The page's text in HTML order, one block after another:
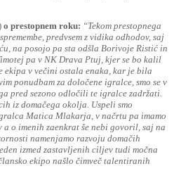
o prestopnem roku: “Tekom prestopnega
predvsem z vidika odhodov, saj
na posojo pa sta odšla Borivoje Ristić in
pa v NK Drava Ptuj, kjer se bo kalil
v večini ostala enaka, kar je bila
ponudbam za določene igralce, smo se v
pred sezono odločili te igralce zadržati.
iz domačega okolja. Uspeli smo
Matica Mlakarja, v načrtu pa imamo
o imenih zaenkrat še nebi govoril, saj na
namenjamo razvoju domačih
izmed zastavljenih ciljev tudi močna
ekipo našlo čimveč talentiranih